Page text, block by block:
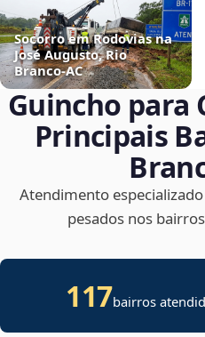
Socorro em Rodovias na
José Augusto, Rio
Branco‑AC
Guincho para
Principais
Atendimento
pesados nos
117bairros